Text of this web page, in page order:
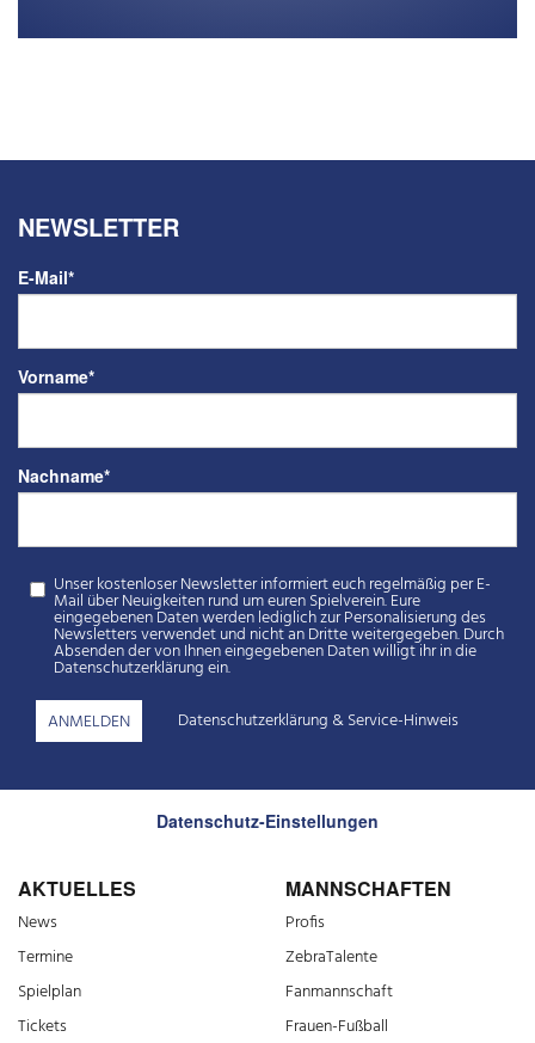
NEWSLETTER
E-Mail*
Vorname*
Nachname*
Unser kostenloser Newsletter informiert euch regelmäßig per E-
Mail über Neuigkeiten rund um euren Spielverein. Eure
eingegebenen Daten werden lediglich zur Personalisierung des
Newsletters verwendet und nicht an Dritte weitergegeben. Durch
Absenden der von Ihnen eingegebenen Daten willigt ihr in die
Datenschutzerklärung ein.
Datenschutzerklärung &Service-Hinweis
Datenschutz-Einstellungen
AKTUELLES
News
Termine
Spielplan
Tickets
MANNSCHAFTEN
Profis
ZebraTalente
Fanmannschaft
Frauen-Fußball